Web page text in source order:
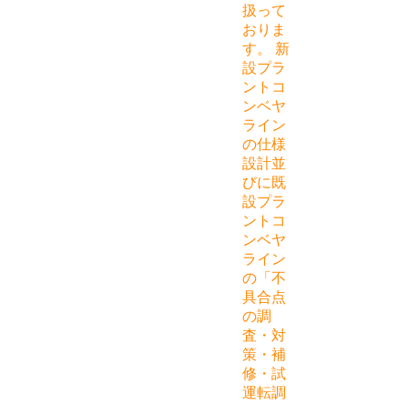
扱って
おりま
す。 新
設プラ
ントコ
ンベヤ
ライン
の仕様
設計並
びに既
設プラ
ントコ
ンベヤ
ライン
の「不
具合点
の調
査・対
策・補
修・試
運転調